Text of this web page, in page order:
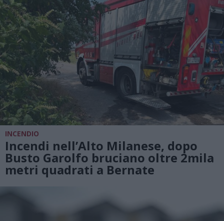
INCENDIO
Incendi nell’Alto Milanese, dopo
Busto Garolfo bruciano oltre 2mila
metri quadrati a Bernate